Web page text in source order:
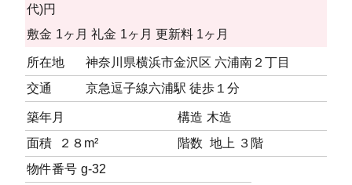
代)円
敷金 1ヶ月 礼金 1ヶ月 更新料 1ヶ月
所在地
神奈川県横浜市金沢区 六浦南２丁目
交通
京急逗子線六浦駅 徒歩１分
築年月 構造 木造
面積
２８m² 階数 地上 ３階
物件番号 g-32